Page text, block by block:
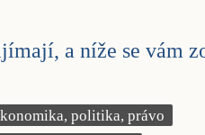
a níže se vám
politika, právo